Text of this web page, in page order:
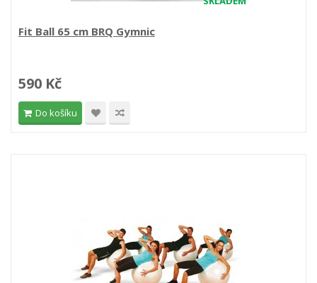
Fit Ball 65 cm BRQ Gymnic
590 Kč
Do košíku